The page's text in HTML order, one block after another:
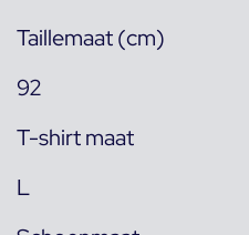
Taillemaat (cm)
92
T-shirt maat
L